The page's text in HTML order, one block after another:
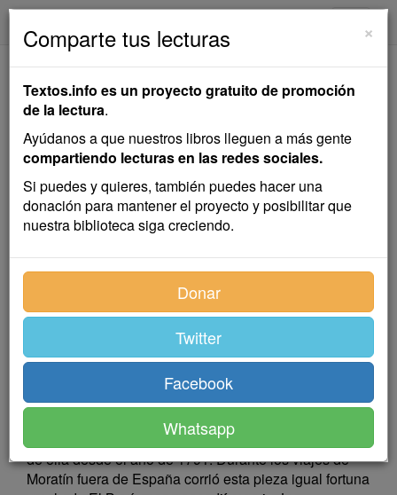
La Mojigata
Leandro Fernández de
Moratín
Teatro,comedia
Índice
Advertencia
Escrita y no corregida todavía a satisfacción del autor
la comedia de La Mojigata, empezaron a verse copias
de ella desde el año de 1791. Durante los viajes de
Moratín fuera de España corrió esta pieza igual fortuna
×
Comparte tus lecturas
Textos.info es un proyecto gratuito de promoción
de la lectura.
Ayúdanos a que nuestros libros lleguen a más gente
compartiendo lecturas en las redes sociales.
Si puedes y quieres, también puedes hacer una
donación para mantener el proyecto y posibilitar que
nuestra biblioteca siga creciendo.
Donar
Twitter
Facebook
Whatsapp